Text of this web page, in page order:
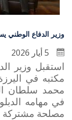
وزير الدفاع الوطني
استقبل وزير
مكتبه في
محمد سلطان
في مهامه
مصلحة مشتركة